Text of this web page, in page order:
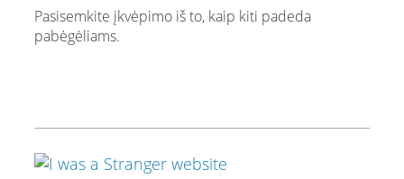
Pasisemkite įkvėpimo iš to, kaip kiti padeda
pabėgėliams.